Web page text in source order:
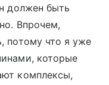
должен быть
Впрочем,
потому что я уже
которые
комплексы,